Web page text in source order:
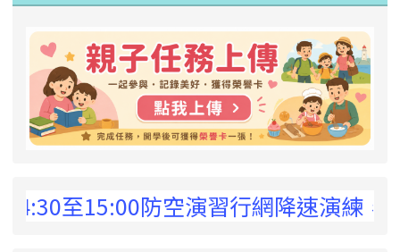
防空演習行網降速演練，請預為因